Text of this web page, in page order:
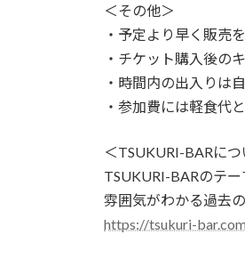
＜その他＞
・予定より早く販売
・チケット購入後の
・時間内の出入りは
・参加費には軽食代
＜TSUKURI-BARにつ
TSUKURI-BARのテ
雰囲気がわかる過去
https://tsukuri-